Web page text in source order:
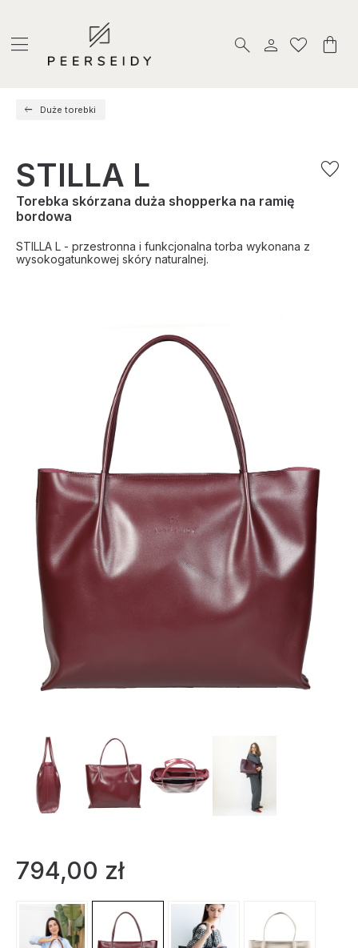
Duże torebki
STILLA L
Torebka skórzana duża shopperka na ramię
bordowa
STILLA L - przestronna i funkcjonalna torba wykonana z
wysokogatunkowej skóry naturalnej.
794,00 zł